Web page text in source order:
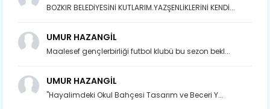
BOZKIR BELEDİYESİNİ KUTLARIM.YAZŞENLİKLERİNİ KENDİ...
UMUR HAZANGİL
Maalesef gençlerbirliği futbol klubü bu sezon bekl...
UMUR HAZANGİL
"Hayalimdeki Okul Bahçesi Tasarım ve Beceri Y...